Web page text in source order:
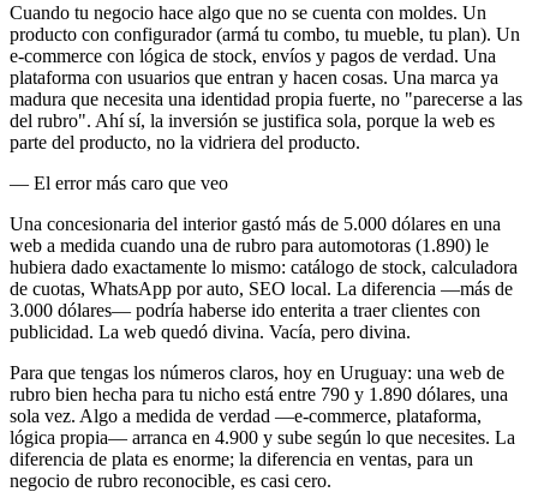
Cuando tu negocio hace algo que no se cuenta con moldes. Un
producto con configurador (armá tu combo, tu mueble, tu plan). Un
e-commerce con lógica de stock, envíos y pagos de verdad. Una
plataforma con usuarios que entran y hacen cosas. Una marca ya
madura que necesita una identidad propia fuerte, no "parecerse a las
del rubro". Ahí sí, la inversión se justifica sola, porque la web es
parte del producto, no la vidriera del producto.
— El error más caro que veo
Una concesionaria del interior gastó más de 5.000 dólares en una
web a medida cuando una de rubro para automotoras (1.890) le
hubiera dado exactamente lo mismo: catálogo de stock, calculadora
de cuotas, WhatsApp por auto, SEO local. La diferencia —más de
3.000 dólares— podría haberse ido enterita a traer clientes con
publicidad. La web quedó divina. Vacía, pero divina.
Para que tengas los números claros, hoy en Uruguay: una web de
rubro bien hecha para tu nicho está entre 790 y 1.890 dólares, una
sola vez. Algo a medida de verdad —e-commerce, plataforma,
lógica propia— arranca en 4.900 y sube según lo que necesites. La
diferencia de plata es enorme; la diferencia en ventas, para un
negocio de rubro reconocible, es casi cero.